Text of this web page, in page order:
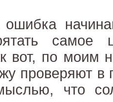
вот, по моим
проверяют в
что